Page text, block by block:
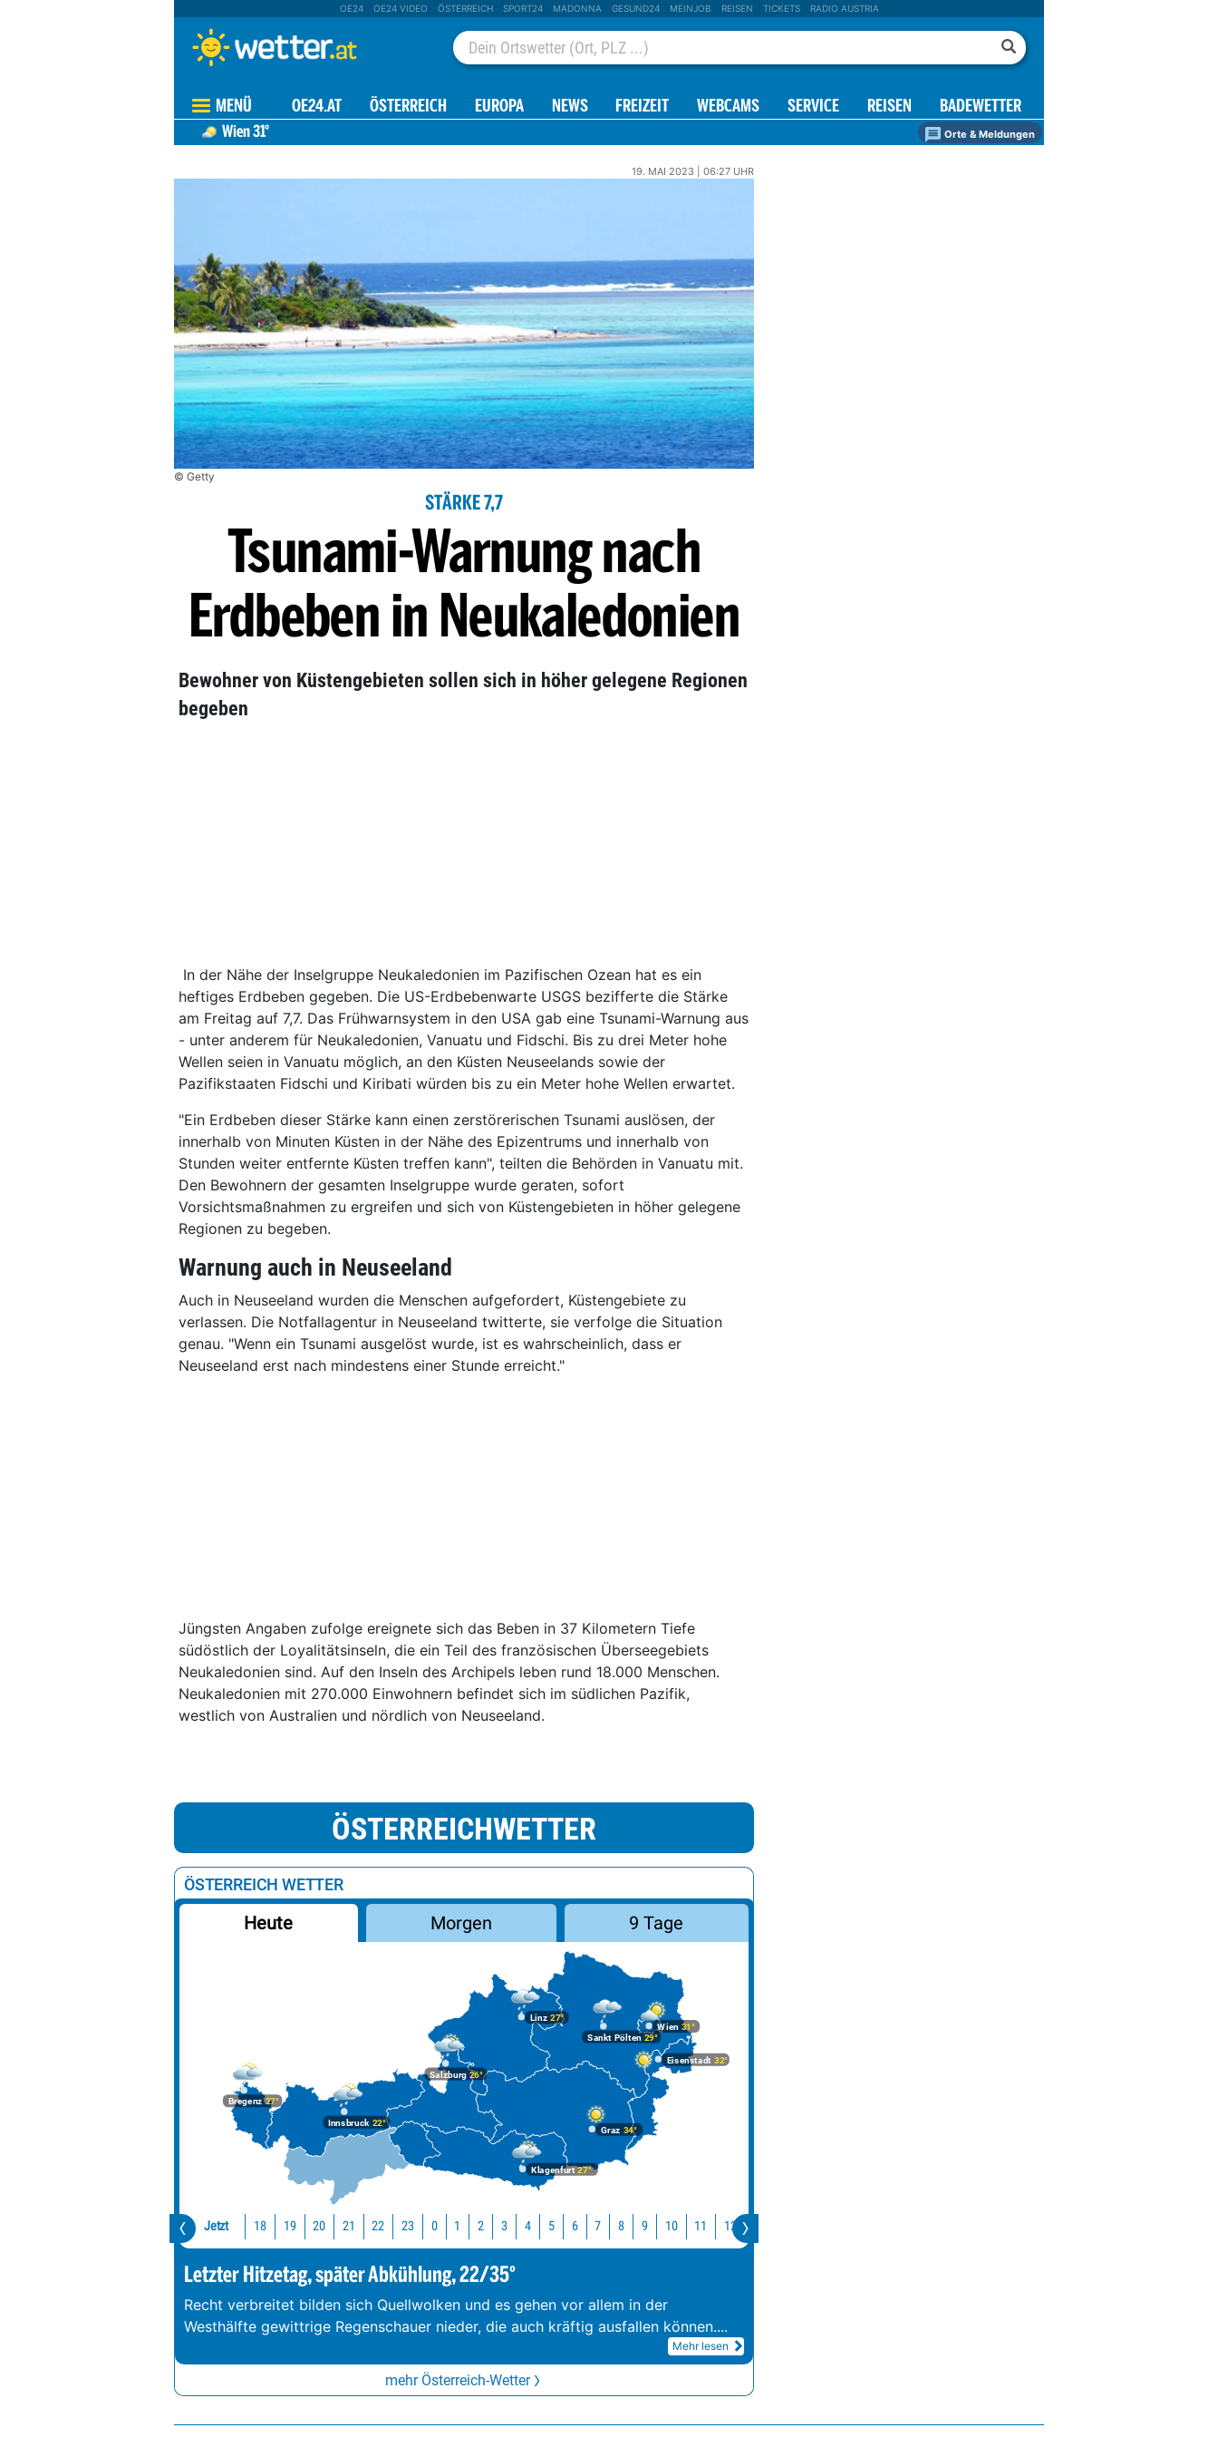
OE24 OE24 VIDEO ÖSTERREICH SPORT24 MADONNA GESUND24 MEINJOB REISEN TICKETS RADIO AUSTRIA
MENÜ OE24.AT ÖSTERREICH EUROPA NEWS FREIZEIT WEBCAMS SERVICE REISEN BADEWETTER
Wien31° Orte & Meldungen
19. MAI 2023 | 06:27 UHR
© Getty
STÄRKE 7,7
Tsunami-Warnung nach
Erdbeben in Neukaledonien
Bewohner von Küstengebieten sollen sich in höher gelegene Regionen
begeben
In der Nähe der Inselgruppe Neukaledonien im Pazifischen Ozean hat es ein
heftiges Erdbeben gegeben. Die US-Erdbebenwarte USGS bezifferte die Stärke
am Freitag auf 7,7. Das Frühwarnsystem in den USA gab eine Tsunami-Warnung aus
- unter anderem für Neukaledonien, Vanuatu und Fidschi. Bis zu drei Meter hohe
Wellen seien in Vanuatu möglich, an den Küsten Neuseelands sowie der
Pazifikstaaten Fidschi und Kiribati würden bis zu ein Meter hohe Wellen erwartet.
"Ein Erdbeben dieser Stärke kann einen zerstörerischen Tsunami auslösen, der
innerhalb von Minuten Küsten in der Nähe des Epizentrums und innerhalb von
Stunden weiter entfernte Küsten treffen kann", teilten die Behörden in Vanuatu mit.
Den Bewohnern der gesamten Inselgruppe wurde geraten, sofort
Vorsichtsmaßnahmen zu ergreifen und sich von Küstengebieten in höher gelegene
Regionen zu begeben.
Warnung auch in Neuseeland
Auch in Neuseeland wurden die Menschen aufgefordert, Küstengebiete zu
verlassen. Die Notfallagentur in Neuseeland twitterte, sie verfolge die Situation
genau. "Wenn ein Tsunami ausgelöst wurde, ist es wahrscheinlich, dass er
Neuseeland erst nach mindestens einer Stunde erreicht."
Jüngsten Angaben zufolge ereignete sich das Beben in 37 Kilometern Tiefe
südöstlich der Loyalitätsinseln, die ein Teil des französischen Überseegebiets
Neukaledonien sind. Auf den Inseln des Archipels leben rund 18.000 Menschen.
Neukaledonien mit 270.000 Einwohnern befindet sich im südlichen Pazifik,
westlich von Australien und nördlich von Neuseeland.
ÖSTERREICHWETTER
ÖSTERREICH WETTER
Heute Morgen 9 Tage
Bregenz27°
Graz 34°
Innsbruck22°
Klagenfurt27°
Linz 27°
Salzburg26°
Wien 31°
Eisenstadt 32°
Sankt Pölten 29°
Jetzt 18 19 20 21 22 23 0 1 2 3 4 5 6 7 8 9 10 11 12
Letzter Hitzetag, später Abkühlung, 22/35°
Recht verbreitet bilden sich Quellwolken und es gehen vor allem in der
Westhälfte gewittrige Regenschauer nieder, die auch kräftig ausfallen können....
Mehr lesen
mehr Österreich-Wetter